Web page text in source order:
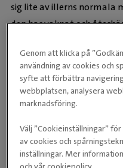
sig lite av illerns normala
den har vaknat och
Genom att klicka på
användning av cookies och
syfte att förbättra
webbplatsen, analysera
marknadsföring.
Välj ”Cookieinställningar”
av cookies och
inställningar. Mer